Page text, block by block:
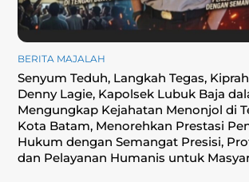
BERITA MAJALAH
Senyum Teduh, Langkah Tegas,
Denny Lagie, Kapolsek Lubuk Baja
Mengungkap Kejahatan Menonjol di
Kota Batam, Menorehkan Prestasi
Hukum dengan Semangat Presisi,
dan Pelayanan Humanis untuk